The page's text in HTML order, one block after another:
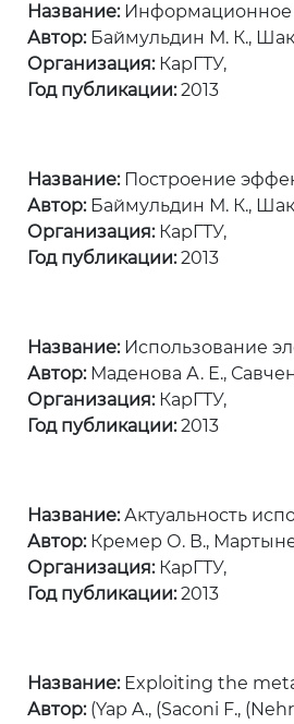
Название:Информационное
Автор:Баймульдин М. К.,
Организация:КарГТУ,
Год публикации:2013
Название:Построение
Автор:Баймульдин М. К.,
Организация:КарГТУ,
Год публикации:2013
Название:Использование
Автор:Маденова А. Е.,
Организация:КарГТУ,
Год публикации:2013
Название:Актуальность
Автор:Кремер О. В.,
Организация:КарГТУ,
Год публикации:2013
Название:Exploiting the
Автор:(Yap A., (Saconi F.,